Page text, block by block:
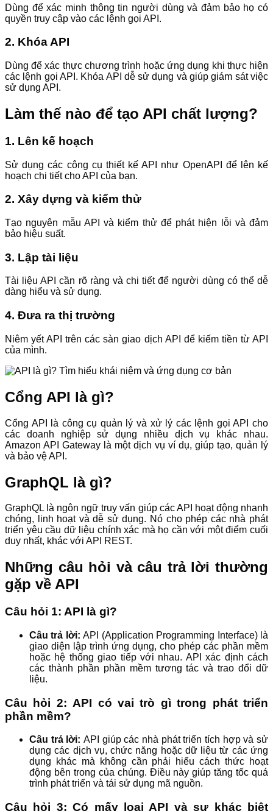
Dùng để xác minh thông tin người dùng và đảm bảo họ có
quyền truy cập vào các lệnh gọi API.
2. Khóa API
Dùng để xác thực chương trình hoặc ứng dụng khi thực hiện
các lệnh gọi API. Khóa API dễ sử dụng và giúp giám sát việc
sử dụng API.
Làm thế nào để tạo API chất lượng?
1. Lên kế hoạch
Sử dụng các công cụ thiết kế API như OpenAPI để lên kế
hoạch chi tiết cho API của bạn.
2. Xây dựng và kiểm thử
Tạo nguyên mẫu API và kiểm thử để phát hiện lỗi và đảm
bảo hiệu suất.
3. Lập tài liệu
Tài liệu API cần rõ ràng và chi tiết để người dùng có thể dễ
dàng hiểu và sử dụng.
4. Đưa ra thị trường
Niêm yết API trên các sàn giao dịch API để kiếm tiền từ API
của mình.
Cổng API là gì?
Cổng API là công cụ quản lý và xử lý các lệnh gọi API cho
các doanh nghiệp sử dụng nhiều dịch vụ khác nhau.
Amazon API Gateway là một dịch vụ ví dụ, giúp tạo, quản lý
và bảo vệ API.
GraphQL là gì?
GraphQL là ngôn ngữ truy vấn giúp các API hoạt động nhanh
chóng, linh hoạt và dễ sử dụng. Nó cho phép các nhà phát
triển yêu cầu dữ liệu chính xác mà họ cần với một điểm cuối
duy nhất, khác với API REST.
Những câu hỏi và câu trả lời thường
gặp về API
Câu hỏi 1: API là gì?
Câu trả lời: API (Application Programming Interface) là
giao diện lập trình ứng dụng, cho phép các phần mềm
hoặc hệ thống giao tiếp với nhau. API xác định cách
các thành phần phần mềm tương tác và trao đổi dữ
liệu.
Câu hỏi 2: API có vai trò gì trong phát triển
phần mềm?
Câu trả lời: API giúp các nhà phát triển tích hợp và sử
dụng các dịch vụ, chức năng hoặc dữ liệu từ các ứng
dụng khác mà không cần phải hiểu cách thức hoạt
động bên trong của chúng. Điều này giúp tăng tốc quá
trình phát triển và tái sử dụng mã nguồn.
Câu hỏi 3: Có mấy loại API và sự khác biệt